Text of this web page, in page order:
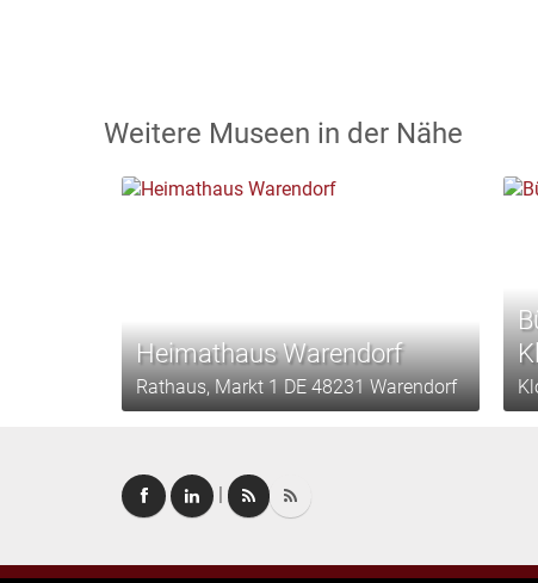
Weitere Museen in der Nähe
Heimathaus Warendorf
Rathaus, Markt 1 DE 48231 Warendorf